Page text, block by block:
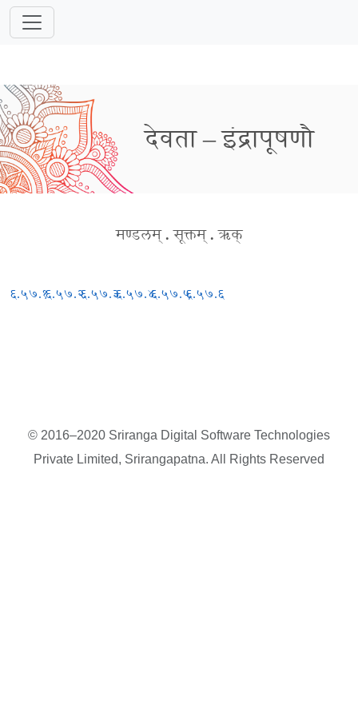
देवता – इंद्रापूषणौ
मण्डलम् . सूक्तम् . ऋक्
६.५७.१६.५७.२६.५७.३६.५७.४६.५७.५६.५७.६
© 2016–2020 Sriranga Digital Software Technologies
Private Limited, Srirangapatna. All Rights Reserved